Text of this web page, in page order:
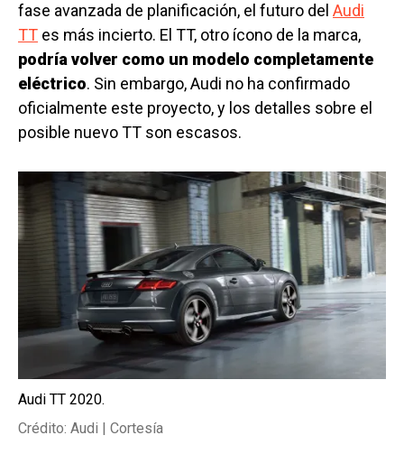
fase avanzada de planificación, el futuro del Audi
TT es más incierto. El TT, otro ícono de la marca,
podría volver como un modelo completamente
eléctrico. Sin embargo, Audi no ha confirmado
oficialmente este proyecto, y los detalles sobre el
posible nuevo TT son escasos.
Audi TT 2020.
Crédito: Audi | Cortesía